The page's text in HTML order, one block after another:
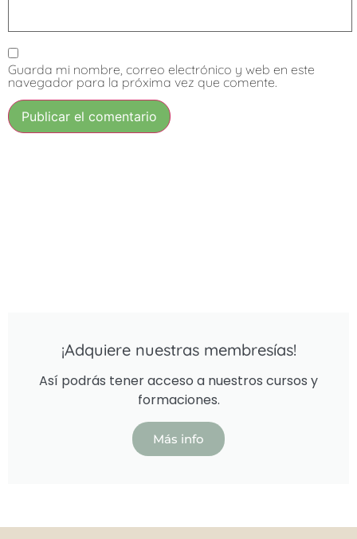
Guarda mi nombre, correo electrónico y web en este
navegador para la próxima vez que comente.
¡Adquiere nuestras membresías!
Así podrás tener acceso a nuestros cursos y
formaciones.
Más info